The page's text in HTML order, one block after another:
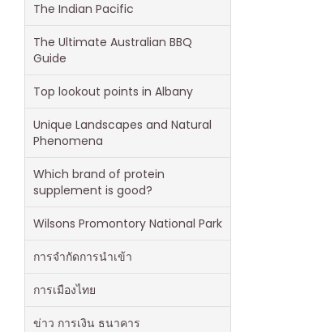
The Indian Pacific
The Ultimate Australian BBQ
Guide
Top lookout points in Albany
Unique Landscapes and Natural
Phenomena
Which brand of protein
supplement is good?
Wilsons Promontory National Park
การจำกัดการนำเข้า
การเมืองไทย
ข่าว การเงิน ธนาคาร